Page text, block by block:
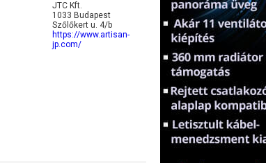
JTC Kft.
1033 Budapest
Szőlőkert u. 4/b
https://www.artisan-
jp.com/